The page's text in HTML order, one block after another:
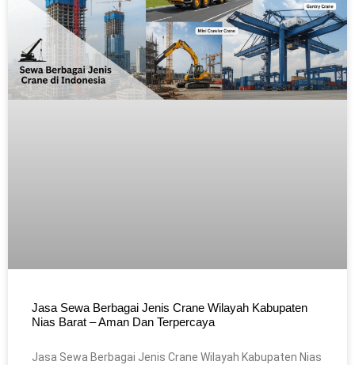
Jasa Sewa Berbagai Jenis Crane Wilayah Kabupaten
Nias Barat – Aman Dan Terpercaya
Jasa Sewa Berbagai Jenis Crane Wilayah Kabupaten Nias